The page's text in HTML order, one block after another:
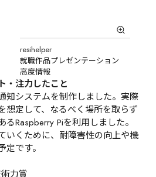
resihelper
就職作品プレゼンテーション
高度情報
・注力したこと
知システムを制作しました。実際
想定して、なるべく場所を取らず
Raspberry Piを利用しました。
いくために、耐障害性の向上や機
です。
力賞